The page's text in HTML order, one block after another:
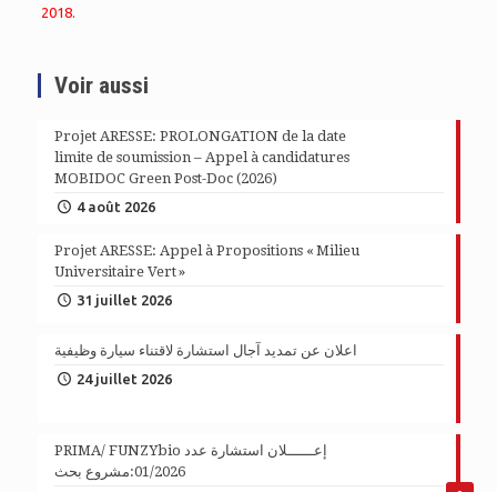
2018.
Voir aussi
Projet ARESSE: PROLONGATION de la date
limite de soumission – Appel à candidatures
MOBIDOC Green Post-Doc (2026)
4 août 2026
Projet ARESSE: Appel à Propositions « Milieu
Universitaire Vert »
31 juillet 2026
اعلان عن تمديد آجال استشارة لاقتناء سيارة وظيفية
24 juillet 2026
PRIMA/ FUNZYbio إعــــــلان استشارة عدد
01/2026:مشروع بحث